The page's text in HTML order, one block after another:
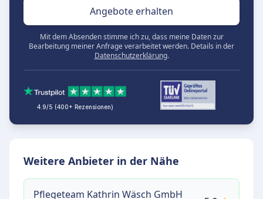
Angebote erhalten
Mit dem Absenden stimme ich zu, dass meine Daten zur
Bearbeitung meiner Anfrage verarbeitet werden. Details in der
Datenschutzerklärung.
4.9/5 (400+ Rezensionen)
Weitere Anbieter in der Nähe
Pflegeteam Kathrin Wäsch GmbH